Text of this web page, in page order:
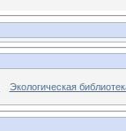
Экологическая